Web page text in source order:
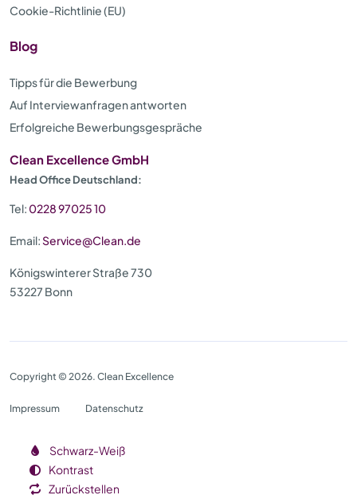
Cookie-Richtlinie (EU)
Blog
Tipps für die Bewerbung
Auf Interviewanfragen antworten
Erfolgreiche Bewerbungsgespräche
Clean Excellence GmbH
Head Office Deutschland:
Tel: 0228 97025 10
Email:Service@Clean.de
Königswinterer Straße 730
53227 Bonn
Copyright © 2026. Clean Excellence
Impressum Datenschutz
Schwarz-Weiß
Kontrast
Zurückstellen